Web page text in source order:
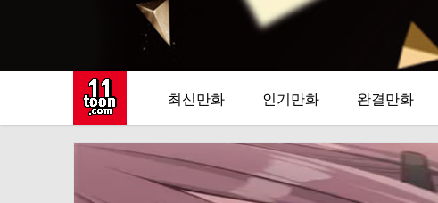
최신만화 인기만화 완결만화